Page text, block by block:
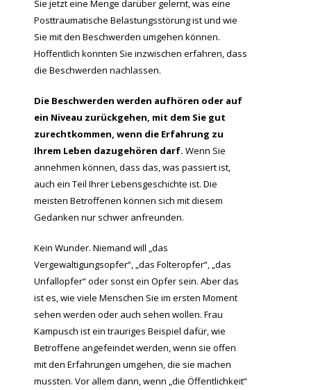
Sie jetzt eine Menge darüber gelernt, was eine
Posttraumatische Belastungsstörung ist und wie
Sie mit den Beschwerden umgehen können.
Hoffentlich konnten Sie inzwischen erfahren, dass
die Beschwerden nachlassen.
Die Beschwerden werden aufhören oder auf
ein Niveau zurückgehen, mit dem Sie gut
zurechtkommen, wenn die Erfahrung zu
Ihrem Leben dazugehören darf. Wenn Sie
annehmen können, dass das, was passiert ist,
auch ein Teil Ihrer Lebensgeschichte ist. Die
meisten Betroffenen können sich mit diesem
Gedanken nur schwer anfreunden.
Kein Wunder. Niemand will „das
Vergewaltigungsopfer“, „das Folteropfer“, „das
Unfallopfer“ oder sonst ein Opfer sein. Aber das
ist es, wie viele Menschen Sie im ersten Moment
sehen werden oder auch sehen wollen. Frau
Kampusch ist ein trauriges Beispiel dafür, wie
Betroffene angefeindet werden, wenn sie offen
mit den Erfahrungen umgehen, die sie machen
mussten. Vor allem dann, wenn „die Öffentlichkeit“